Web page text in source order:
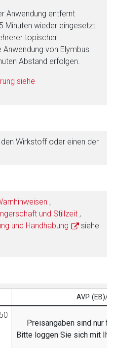
Anwendung entfernt
Minuten wieder eingesetzt
topischer
von Elymbus
Abstand erfolgen.
siehe
Wirkstoff oder einen der
,
und Stillzeit ,
und Handhabung
siehe
AVP (EB)/
Preisangaben sind nur
Bitte loggen Sie sich mit